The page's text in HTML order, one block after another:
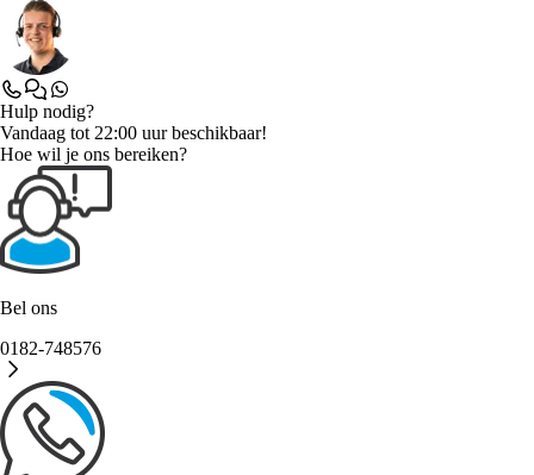
Hulp nodig?
Vandaag tot 22:00 uur beschikbaar!
Hoe wil je ons bereiken?
Bel ons
0182-748576